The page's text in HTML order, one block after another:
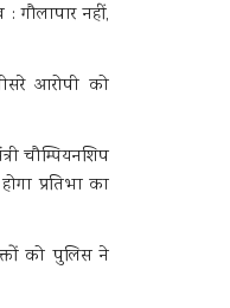
गौलापार नहीं,
आरोपी को
चौम्पियनशिप
प्रतिभा का
को पुलिस ने